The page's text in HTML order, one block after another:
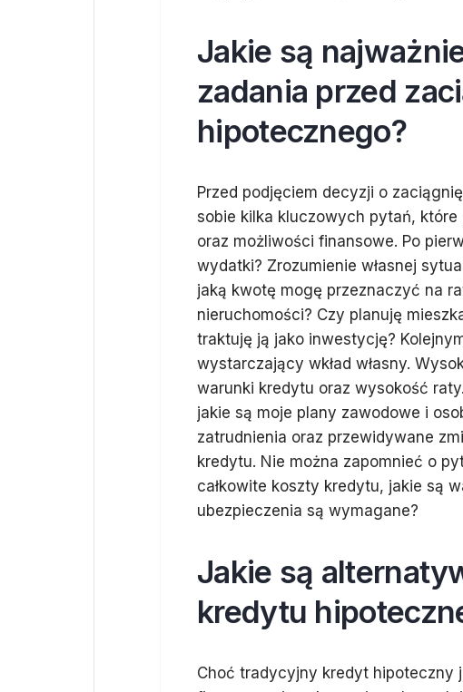
Jakie są
zadania przed
hipotecznego?
Przed podjęciem decyzji o
sobie kilka kluczowych pytań,
oraz możliwości finansowe. Po
wydatki? Zrozumienie własnej
jaką kwotę mogę przeznaczyć na
nieruchomości? Czy planuję
traktuję ją jako inwestycję?
wystarczający wkład własny.
warunki kredytu oraz wysokość
jakie są moje plany zawodowe i
zatrudnienia oraz przewidywane
kredytu. Nie można zapomnieć o
całkowite koszty kredytu, jakie są
ubezpieczenia są wymagane?
Jakie są
kredytu
Choć tradycyjny kredyt hipoteczny